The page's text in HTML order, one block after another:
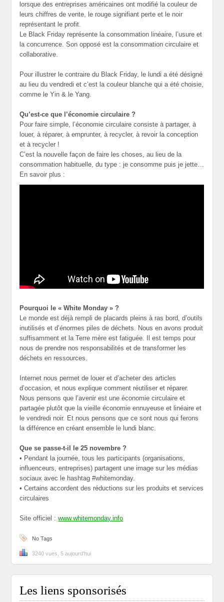
lorsque des entreprises américaines ont modifié la couleur de
leurs chiffres de vente, le rouge signifiant perte et le noir
représentant le profit.
Le Black Friday représente la consommation linéaire, l’usure et
la concurrence. Son opposé est la consommation circulaire et
collaborative.
Pour illustrer le contraire du Black Friday, le lundi a été désigné
au lieu du vendredi et c’est la couleur blanche qui a été choisie,
comme le Yin & le Yang.
Qu’est-ce que l’économie circulaire ?
Pour faire simple, l’économie circulaire consiste à partager, à
louer, à réparer, à emprunter, à recycler, à revoir la conception
et à recycler !
C’est la nouvelle façon de faire les choses, au lieu de la
consommation habituelle, du type : je consomme puis je jette…
En savoir plus :
Pourquoi le « White Monday » ?
Le monde est déjà rempli de placards pleins à ras bord, d’outils
inutilisés et d’énormes piles de déchets. Nous en avons produit
suffisamment et la Terre mère est fatiguée. Il est temps pour
nous de prendre nos responsabilités et de transformer les
déchets en ressources.
Internet nous permet de louer et d’acheter des articles
d’occasion, et nous explique comment réutiliser et réparer.
Nous pensons que l’avenir est une économie circulaire et
partagée plutôt que la vieille économie ennuyeuse et linéaire et
le vendredi noir. Et nous pensons que ce sont nous qui ferons
la différence en créant ensemble le lundi blanc.
Que se passe-t-il le 25 novembre ?
• Pendant la journée, tous les participants (organisations,
influenceurs, entreprises) partagent une image sur les médias
sociaux avec le hashtag #whitemonday.
• Certains accordent des réductions sur les produits et services
circulaires
Site officiel :www.whitemonday.info
No Tags
3240 vues, 5 aujourd'hui
Les liens sponsorisés